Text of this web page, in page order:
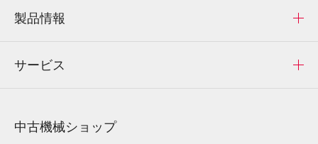
製品情報
サービス
中古機械ショップ